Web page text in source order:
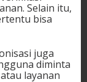
Selain itu,
bisa
juga
diminta
layanan